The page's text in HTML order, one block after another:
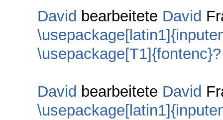
David bearbeitete David
\usepackage[T1]{fontenc}?
David bearbeitete David